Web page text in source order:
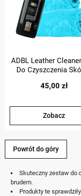
ADBL Leather
Do Czyszczenia
45,00 zł
Zobacz
Powrót do góry
Skuteczny zestaw do
brudem.
Produkty te